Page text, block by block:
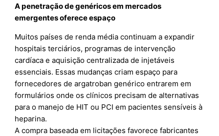
A penetração de genéricos em mercados
emergentes oferece espaço
Muitos países de renda média continuam a expandir
hospitais terciários, programas de intervenção
cardíaca e aquisição centralizada de injetáveis
essenciais. Essas mudanças criam espaço para
fornecedores de argatroban genérico entrarem em
formulários onde os clínicos precisam de alternativas
para o manejo de HIT ou PCI em pacientes sensíveis à
heparina.
A compra baseada em licitações favorece fabricantes